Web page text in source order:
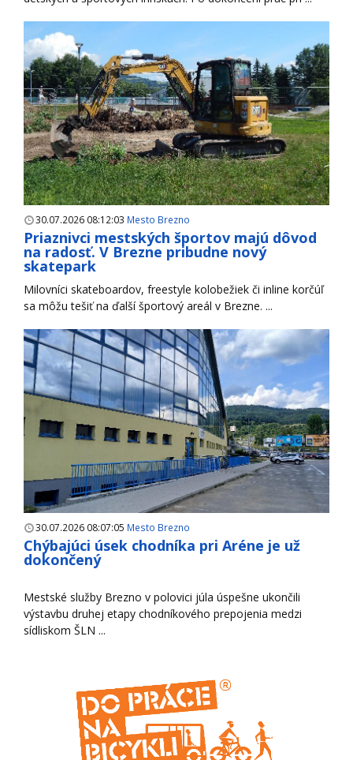
30.07.2026 08:12:03 Mesto Brezno
Priaznivci mestských športov majú dôvod
na radosť. V Brezne pribudne nový
skatepark
Milovníci skateboardov, freestyle kolobežiek či inline korčúľ
sa môžu tešiť na ďalší športový areál v Brezne. ...
30.07.2026 08:07:05 Mesto Brezno
Chýbajúci úsek chodníka pri Aréne je už
dokončený
Mestské služby Brezno v polovici júla úspešne ukončili
výstavbu druhej etapy chodníkového prepojenia medzi
sídliskom ŠLN ...